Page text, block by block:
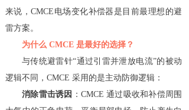
来说，CMCE电场变化补偿器是目前最理想的避
雷方案。
为什么 CMCE 是最好的选择？
与传统避雷针“通过引雷并泄放电流”的被动
逻辑不同，CMCE 采用的是主动防御逻辑：
消除雷击诱因 ：CMCE 通过吸收和补偿周围